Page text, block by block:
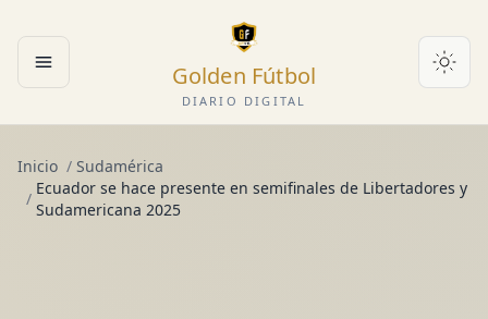
Abrir menú Golden Fútbol
DIARIO DIGITAL
Inicio / Sudamérica
/
Ecuador se hace presente en semifinales de Libertadores y
Sudamericana 2025